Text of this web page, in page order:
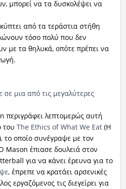
μπορεί να τα δυσκολέψει να
από τα τεράστια στήθη
τόσο πολύ που δεν
με τα θηλυκά, οπότε πρέπει να
μια από τις μεγαλύτερες
περιγράφει λεπτομερώς αυτή
του The Ethics of What We Eat(Η
το οποίο συνέγραψε με τον
έπιασε δουλειά στον
για να κάνει έρευνα για το
, έπρεπε να κρατάει αρσενικές
εργαζόμενος τις διεγείρει για